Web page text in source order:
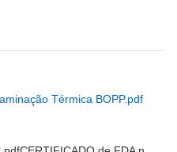
Térmica BOPP.pdf